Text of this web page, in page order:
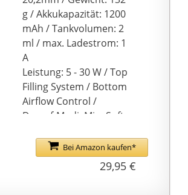
UN2 Meshed-H 0,9 Ohm
Pod, 1x
Bedienungsanleitung
g / Akkukapazität: 1200
mAh / Tankvolumen: 2
ml / max. Ladestrom: 1
A
Leistung: 5 - 30 W / Top
Filling System / Bottom
Airflow Control /
Dampf-Modi: Min, Soft,
Widerstandsbereich:
0,5 - 3,0 Ohm / für
Bei Amazon kaufen*
29,95 €